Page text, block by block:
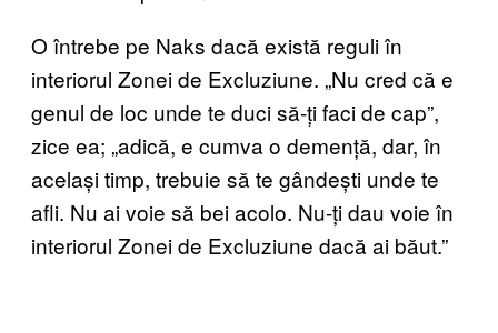
O întrebe pe Naks dacă există reguli în
interiorul Zonei de Excluziune. „Nu cred că e
genul de loc unde te duci să-ți faci de cap”,
zice ea; „adică, e cumva o demență, dar, în
același timp, trebuie să te gândești unde te
afli. Nu ai voie să bei acolo. Nu-ți dau voie în
interiorul Zonei de Excluziune dacă ai băut.”